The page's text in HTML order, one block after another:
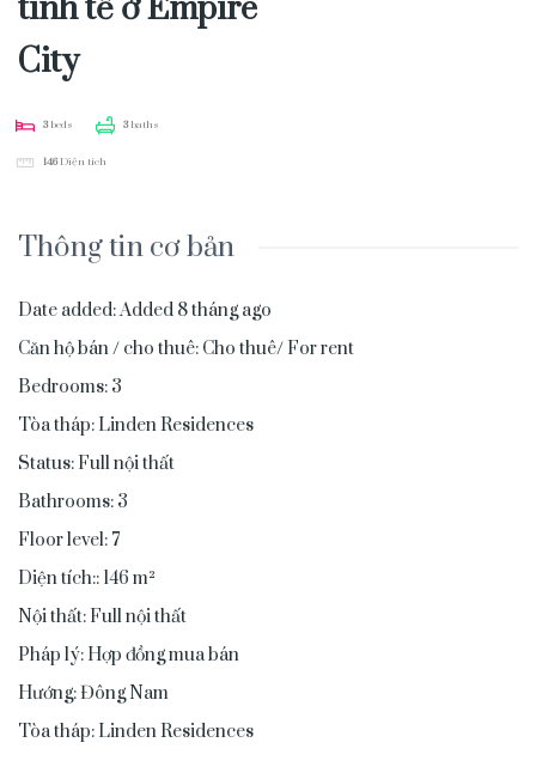
tinh tế ở Empire
City
3 beds 3 baths
146 Diện tích
Thông tin cơ bản
Date added:Added 8 tháng ago
Căn hộ bán / cho thuê: Cho thuê/ For rent
Bedrooms: 3
Tòa tháp: Linden Residences
Status: Full nội thất
Bathrooms: 3
Floor level: 7
Diện tích:: 146 m²
Nội thất: Full nội thất
Pháp lý: Hợp đồng mua bán
Hướng:Đông Nam
Tòa tháp: Linden Residences